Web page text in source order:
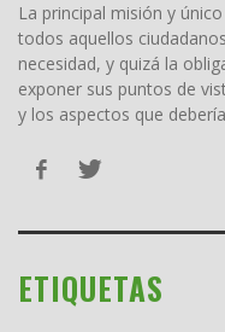
La principal misión y
todos aquellos
necesidad, y quizá la
exponer sus puntos de
y los aspectos que
ETIQUETAS